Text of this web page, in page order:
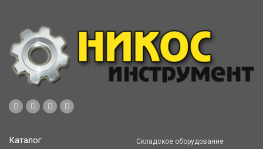
Каталог
Складское оборудование